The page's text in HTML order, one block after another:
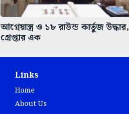
আগ্নেয়াস্ত্র ও ১৮ রাউন্ড কার্তুজ উদ্ধার,
গ্রেপ্তার এক
Links
Home
About Us